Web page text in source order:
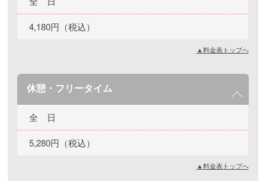
4,180円（税込）
▲料金表トップへ
休憩・フリータイム
全 日
5,280円（税込）
▲料金表トップへ